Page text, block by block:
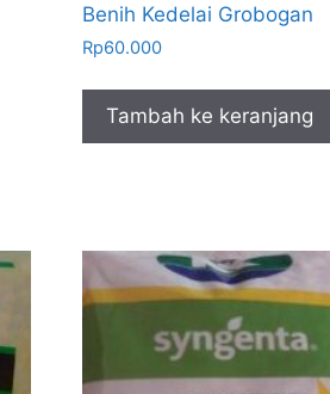
Benih Kedelai Grobogan
Rp60.000
Tambah ke keranjang